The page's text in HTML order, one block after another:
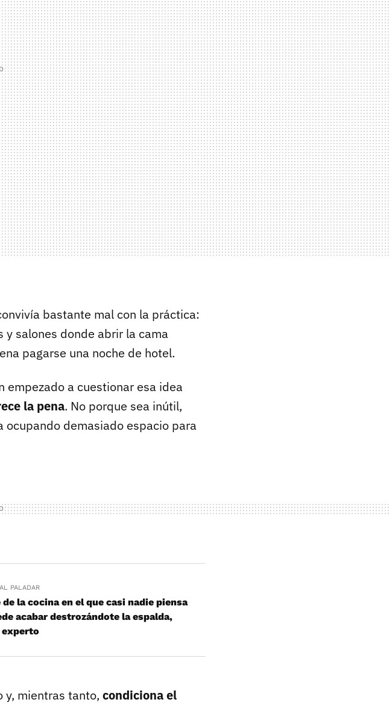
bastante mal con la práctica:
salones donde abrir la cama
pagarse una noche de hotel.
empezado a cuestionar esa idea
la pena. No porque sea inútil,
demasiado espacio para
PALADAR
de la cocina en el que casi nadie piensa
acabar destrozándote la espalda,
experto
y, mientras tanto, condiciona el